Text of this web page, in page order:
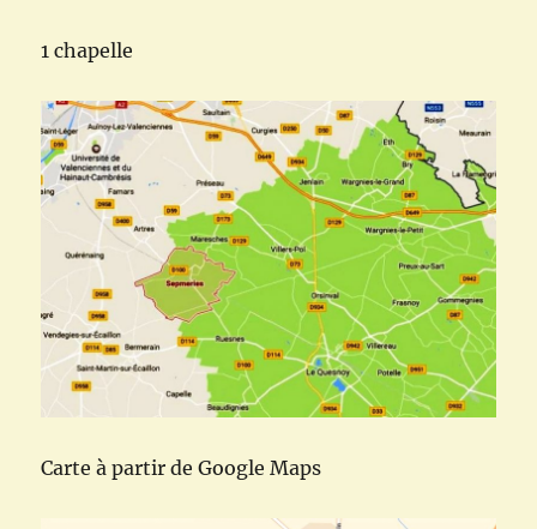
1 chapelle
Carte à partir de Google Maps